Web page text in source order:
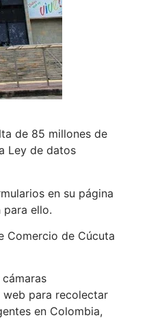
de 85 millones de
Ley de datos
en su página
ello.
Comercio de Cúcuta
web para recolectar
en Colombia,